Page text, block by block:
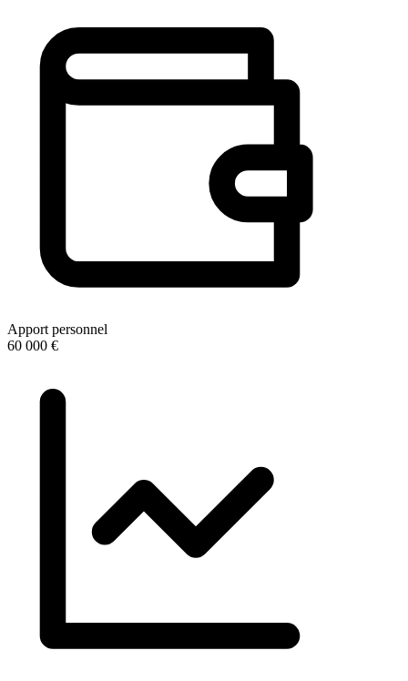
Apport personnel
60 000 €